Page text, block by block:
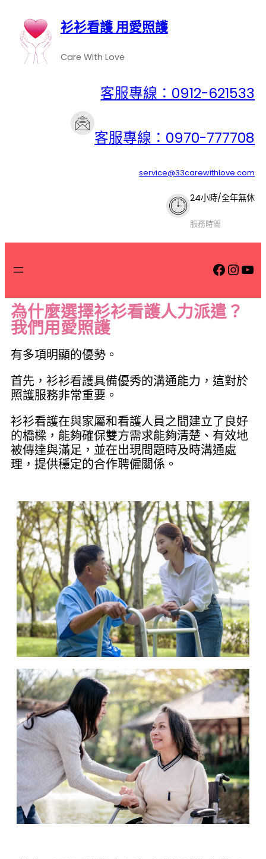
衫衫看護 用愛照護
Care With Love
客服專線：0912-621533
客服專線：0970-777708
service@33carewithlove.com
24小時/全年無休
服務時間
為什麼選擇衫衫看護人力派遣？
我們用愛照護
有多項明顯的優勢。
首先，衫衫看護具備優秀的溝通能力，這對於
照護服務非常重要。
衫衫看護在與家屬和看護人員之間建立了良好
的橋樑，能夠確保雙方需求能夠清楚、有效地
被傳達與滿足，並在出現問題時及時溝通處
理，提供穩定的合作聘僱關係。